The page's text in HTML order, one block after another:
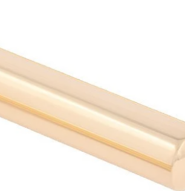
santo agostinho
º anselm grun